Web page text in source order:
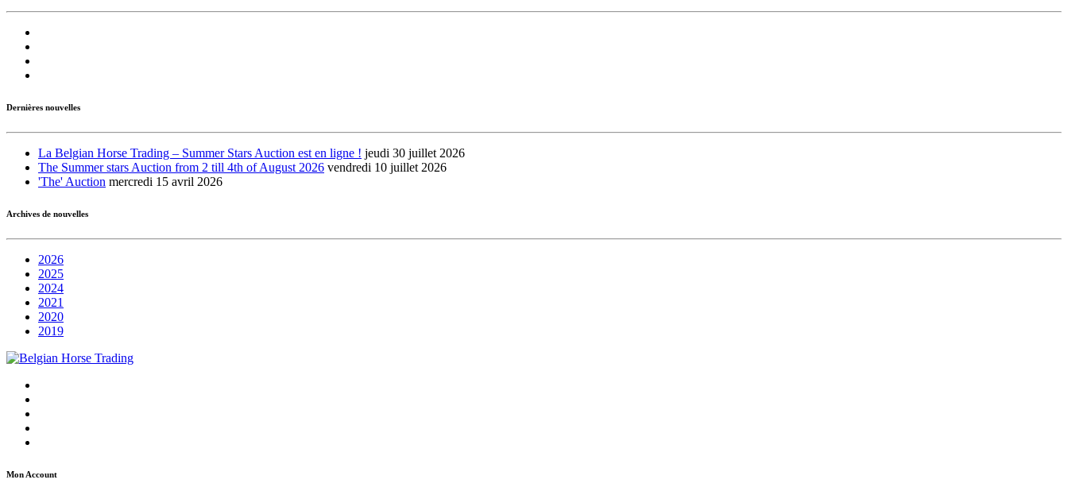
Dernières nouvelles
La Belgian Horse Trading – Summer Stars Auction est en ligne ! jeudi 30 juillet 2026
The Summer stars Auction from 2 till 4th of August 2026 vendredi 10 juillet 2026
'The' Auction mercredi 15 avril 2026
Archives de nouvelles
2026
2025
2024
2021
2020
2019
Mon Account